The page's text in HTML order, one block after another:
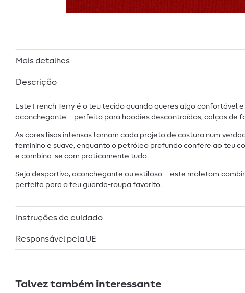
Mais detalhes
Descrição
Este French Terry é o teu tecido quando queres algo
aconchegante – perfeito para hoodies descontraídos, calças de
As cores lisas intensas tornam cada projeto de costura num
feminino e suave, enquanto o petróleo profundo confere ao teu
e combina-se com praticamente tudo.
Seja desportivo, aconchegante ou estiloso – este moletom
perfeita para o teu guarda-roupa favorito.
Instruções de cuidado
Responsável pela UE
Talvez também interessante